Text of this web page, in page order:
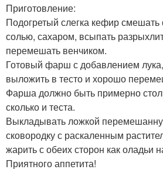
Приготовление:
Подогретый слегка кефир
солью, сахаром, всыпать
перемешать венчиком.
Готовый фарш с добавлением
выложить в тесто и хорошо
Фарша должно быть примерно
сколько и теста.
Выкладывать ложкой
сковородку с раскаленным
жарить с обеих сторон как оладьи
Приятного аппетита!